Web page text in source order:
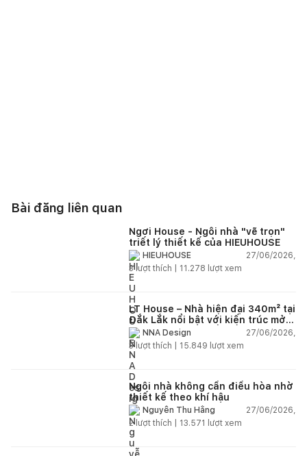
Bài đăng liên quan
Ngơi House - Ngôi nhà "vẽ trọn"
triết lý thiết kế của HIEUHOUSE
HIEUHOUSE
27/06/2026,
3lượt thích | 11.278 lượt xem
LT House – Nhà hiện đại 340m² tại
Đắk Lắk nổi bật với kiến trúc mở
và hệ sân vườn kết nối thiên
nhiên
NNA Design
27/06/2026,
3lượt thích | 15.849 lượt xem
Ngôi nhà không cần điều hòa nhờ
thiết kế theo khí hậu
Nguyễn Thu Hằng
27/06/2026,
2lượt thích | 13.571 lượt xem